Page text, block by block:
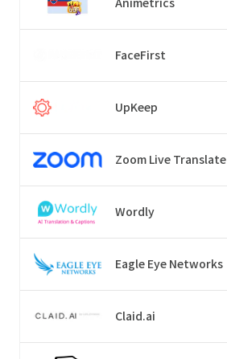
FaceFirst
UpKeep
Zoom Live Translate
Wordly
Eagle Eye Networks
Claid.ai